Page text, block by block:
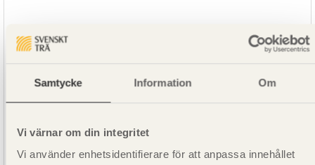
Samtycke Information Om
Vi värnar om din integritet
Vi använder enhetsidentifierare för att anpassa innehållet